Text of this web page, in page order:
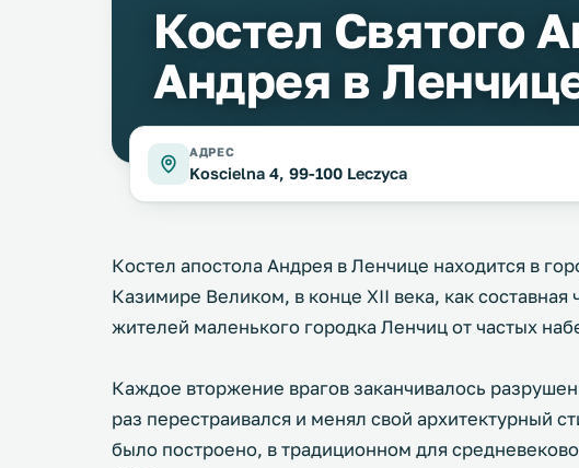
Костел Святого
Андрея в
АДРЕС
Koscielna 4, 99-100 Leczyca
Костел апостола Андрея в Ленчице находится в
Казимире Великом, в конце XII века, как составная
жителей маленького городка Ленчиц от частых
Каждое вторжение врагов заканчивалось
раз перестраивался и менял свой архитектурный
было построено, в традиционном для